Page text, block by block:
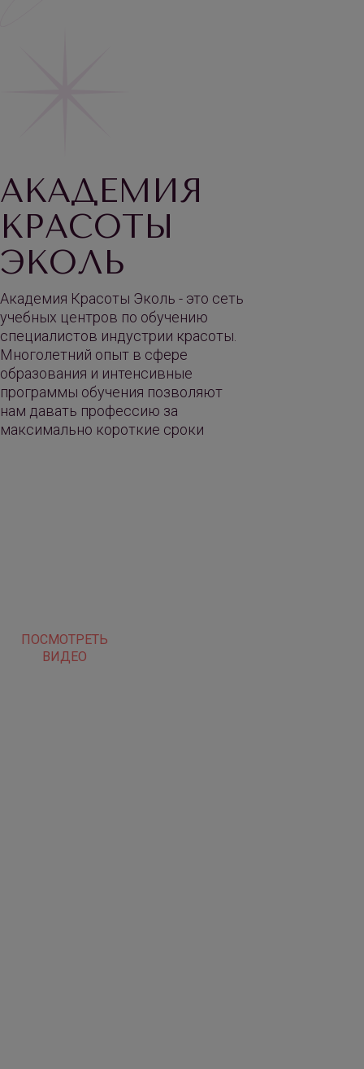
АКАДЕМИЯ
КРАСОТЫ
ЭКОЛЬ
Академия Красоты Эколь - это сеть
учебных центров по обучению
специалистов индустрии красоты.
Многолетний опыт в сфере
образования и интенсивные
программы обучения позволяют
нам давать профессию за
максимально короткие сроки
ПОСМОТРЕТЬ
ВИДЕО